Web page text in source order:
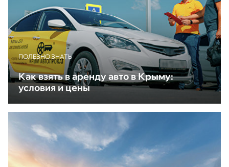
ПОЛЕЗНО ЗНАТЬ
Как взять в аренду авто в Крыму:
условия и цены